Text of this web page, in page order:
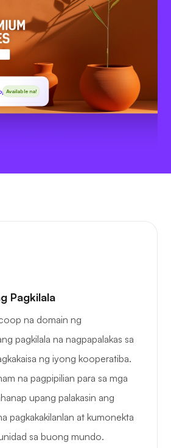
Available na!
Pagkilala
na domain ng
pagkilala na nagpapalakas sa
ng iyong kooperatiba.
na pagpipilian para sa mga
upang palakasin ang
pagkakakilanlan at kumonekta
sa buong mundo.